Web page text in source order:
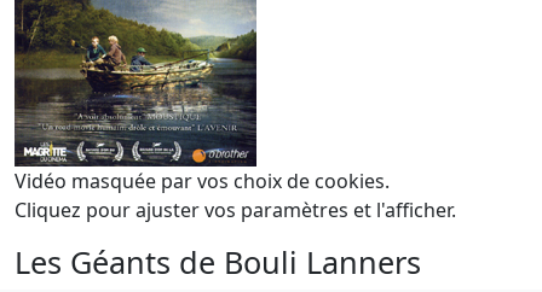
Vidéo masquée par vos choix de cookies.
Cliquez pour ajuster vos paramètres et l'afficher.
Les Géants de Bouli Lanners